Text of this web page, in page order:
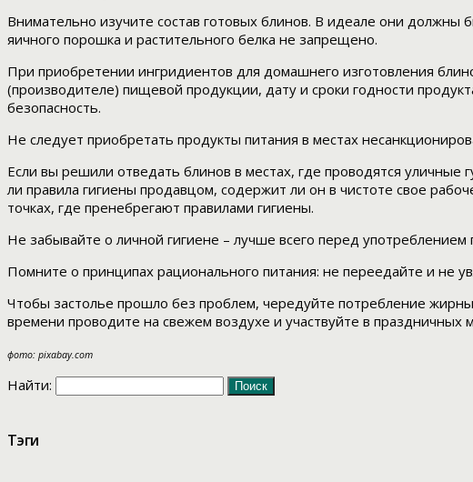
Внимательно изучите состав готовых блинов. В идеале они должны
яичного порошка и растительного белка не запрещено.
При приобретении ингридиентов для домашнего изготовления
(производителе) пищевой продукции, дату и сроки годности
безопасность.
Не следует приобретать продукты питания в местах
Если вы решили отведать блинов в местах, где проводятся
ли правила гигиены продавцом, содержит ли он в чистоте свое
точках, где пренебрегают правилами гигиены.
Не забывайте о личной гигиене – лучше всего перед
Помните о принципах рационального питания: не переедайте и не
Чтобы застолье прошло без проблем, чередуйте потребление
времени проводите на свежем воздухе и участвуйте в
фото: pixabay.com
Найти:
Тэги